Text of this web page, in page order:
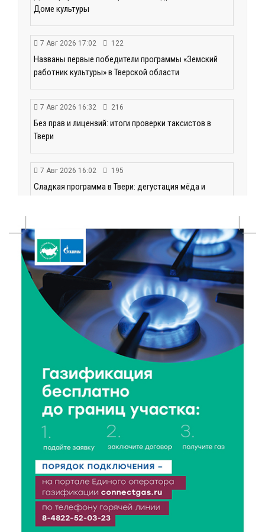
Доме культуры
7 Авг 2026 17:02 122
Названы первые победители программы «Земский
работник культуры» в Тверской области
7 Авг 2026 16:32 216
Без прав и лицензий: итоги проверки таксистов в
Твери
7 Авг 2026 16:02 195
Сладкая программа в Твери: дегустация мёда и
7 Авг 2026 15:41 97
Открыт набор на программу амбассадоров для
студентов российских вузов
7 Авг 2026 15:37 115
Жителям Тверской области напомнили об
опасности домашних заготовок
Золотой век “Горьковки”: как А. М. Кузнецова
изменила библиотечную жизнь Верхневолжья
7 Авг 2026 15:30 99
«Россети Центр» отремонтировали почти 270
трансформаторных подстанций и более 146 км ЛЭП
в Тверской области
7 Авг 2026 15:10 98
На Петербургском марафоне «Пушкин — Петербург»